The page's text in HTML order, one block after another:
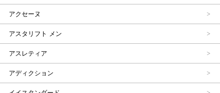
アクセーヌ
アスタリフト メン
アスレティア
アディクション